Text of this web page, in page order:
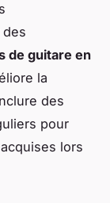
des
de guitare en
la
des
pour
acquises lors